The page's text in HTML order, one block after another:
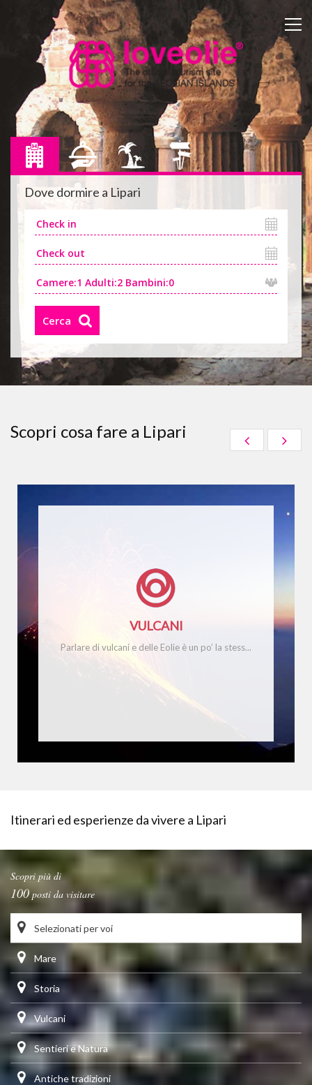
Dove dormire a Lipari
Cerca
Scopri cosa fare a Lipari
VULCANI
Parlare di vulcani e delle Eolie è un po’ la stess...
Itinerari ed esperienze da vivere a Lipari
Scopri più di
100posti da visitare
Selezionati per voi
Mare
Storia
Vulcani
Sentieri e Natura
Antiche tradizioni